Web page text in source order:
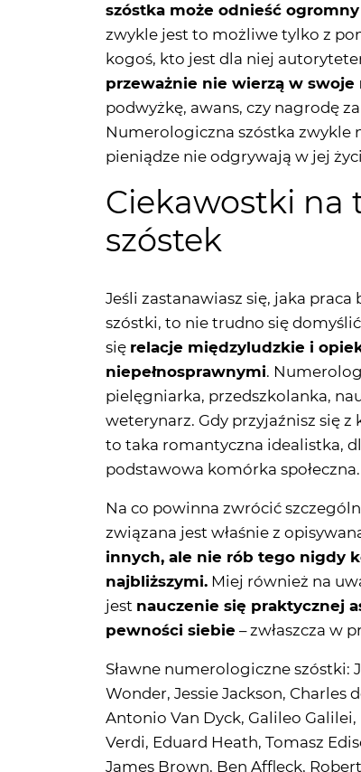
szóstka może odnieść
zwykle jest to możliwe tylko z
kogoś, kto jest dla niej
przeważnie nie wierzą w swoje
podwyżkę, awans, czy nagrodę
Numerologiczna szóstka zwykle
pieniądze nie odgrywają w jej
Ciekawostki
szóstek
Jeśli zastanawiasz się, jaka
szóstki, to nie trudno się
się relacje międzyludzkie i
niepełnosprawnymi.
pielęgniarka, przedszkolanka,
weterynarz. Gdy przyjaźnisz się
to taka romantyczna idealistka,
podstawowa komórka społeczna.
Na co powinna zwrócić
związana jest właśnie z
innych, ale nie rób tego nigdy
najbliższymi. Miej również na
jest nauczenie się praktycznej
pewności siebie – zwłaszcza w
Sławne numerologiczne szóstki:
Wonder, Jessie Jackson, Charles
Antonio Van Dyck, Galileo
Verdi, Eduard Heath, Tomasz
James Brown, Ben Affleck,